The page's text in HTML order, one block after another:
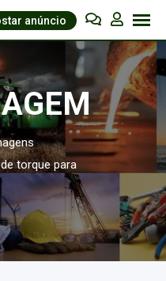
anúncio
torque para